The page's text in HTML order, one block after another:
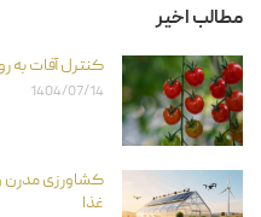
مطالب اخیر
کنترل آفات به
1404/07/14
کشاورزی مدرن و
غذا